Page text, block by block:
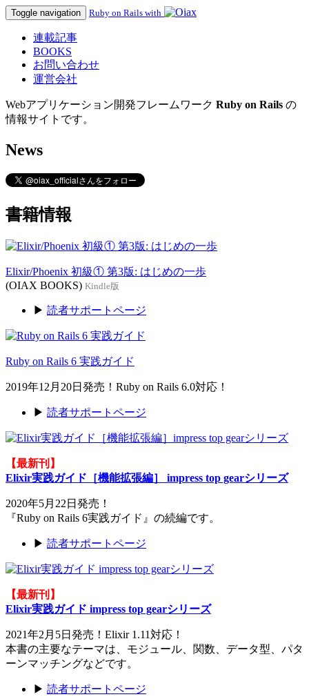
Toggle navigation Ruby on Rails with
連載記事
BOOKS
お問い合わせ
運営会社
Webアプリケーション開発フレームワーク Ruby on Rails の
情報サイトです。
News
書籍情報
Elixir/Phoenix 初級① 第3版: はじめの一歩
(OIAX BOOKS) Kindle版
▶ 読者サポートページ
Ruby on Rails 6 実践ガイド
2019年12月20日発売！Ruby on Rails 6.0対応！
▶ 読者サポートページ
【最新刊】
Elixir実践ガイド［機能拡張編］ impress top gearシリーズ
2020年5月22日発売！
『Ruby on Rails 6実践ガイド』の続編です。
▶ 読者サポートページ
【最新刊】
Elixir実践ガイド impress top gearシリーズ
2021年2月5日発売！Elixir 1.11対応！
本書の主要なテーマは、モジュール、関数、データ型、パタ
ーンマッチングなどです。
▶ 読者サポートページ